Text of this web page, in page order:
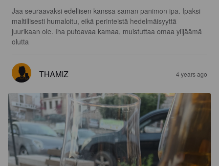
Jaa seuraavaksi edellisen kanssa saman panimon ipa. Ipaksi
maltillisesti humaloitu, eikä perinteistä hedelmäisyyttä
juurikaan ole. Iha putoavaa kamaa, muistuttaa omaa ylijäämä
olutta
THAMIZ 4 years ago